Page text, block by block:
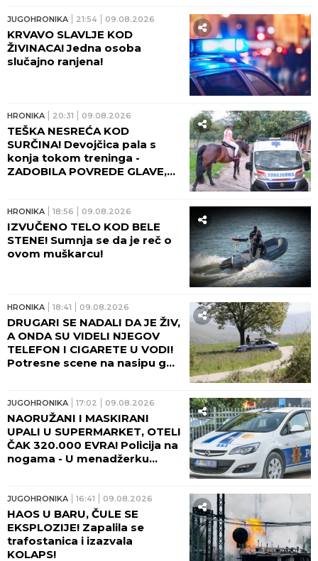
JUGOHRONIKA 21:54 09.08.2026
KRVAVO SLAVLJE KOD
ŽIVINACA! Jedna osoba
slučajno ranjena!
HRONIKA 20:31 09.08.2026
TEŠKA NESREĆA KOD
SURČINA! Devojčica pala s
konja tokom treninga -
ZADOBILA POVREDE GLAVE,
HRONIKA 18:56 09.08.2026
IZVUČENO TELO KOD BELE
STENE! Sumnja se da je reč o
ovom muškarcu!
HRONIKA 18:41 09.08.2026
DRUGARI SE NADALI DA JE ŽIV,
A ONDA SU VIDELI NJEGOV
TELEFON I CIGARETE U VODI!
Potresne scene na nasipu gde
JUGOHRONIKA 17:02 09.08.2026
NAORUŽANI I MASKIRANI
UPALI U SUPERMARKET, OTELI
ČAK 320.000 EVRA! Policija na
nogama - U menadžerku
JUGOHRONIKA 16:41 09.08.2026
HAOS U BARU, ČULE SE
EKSPLOZIJE! Zapalila se
trafostanica i izazvala
KOLAPS!